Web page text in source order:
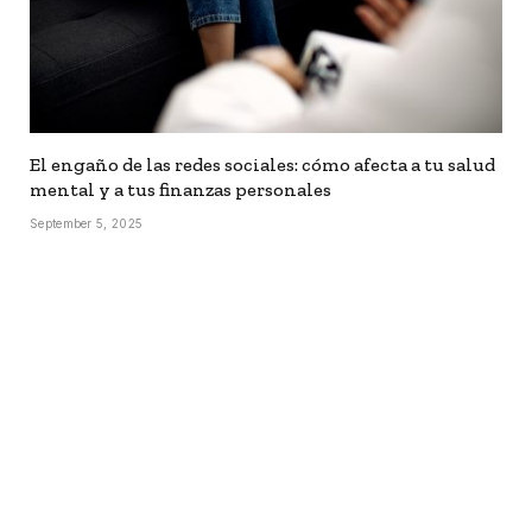
El engaño de las redes sociales: cómo afecta a tu salud
mental y a tus finanzas personales
September 5, 2025